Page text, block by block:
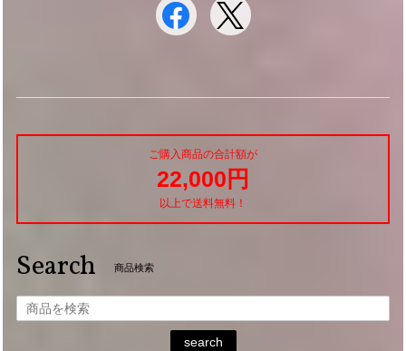
ご購入商品の合計額が
22,000円
以上で送料無料！
Search 商品検索
search